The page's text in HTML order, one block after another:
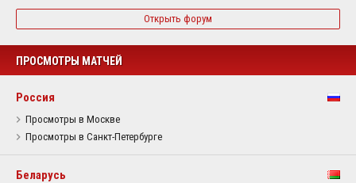
Открыть форум
ПРОСМОТРЫ МАТЧЕЙ
Россия
Просмотры в Москве
Просмотры в Санкт-Петербурге
Беларусь